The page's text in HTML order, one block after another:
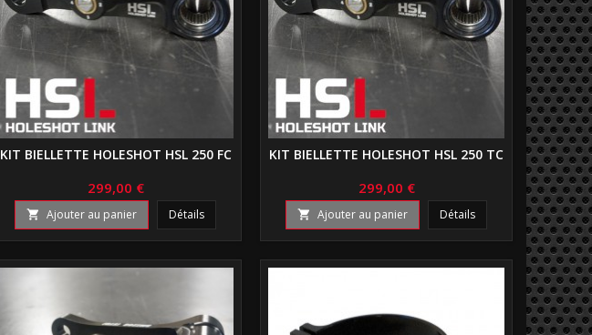
KIT BIELLETTE HOLESHOT HSL 250 FC
299,00 €
 Ajouter au panier Détails
KIT BIELLETTE HOLESHOT HSL 250 TC
299,00 €
 Ajouter au panier Détails